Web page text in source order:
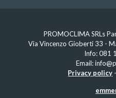
PROMOCLIMA SRLs
Via Vincenzo Gioberti 33 -
Info:081
Email:
Privacy policy -